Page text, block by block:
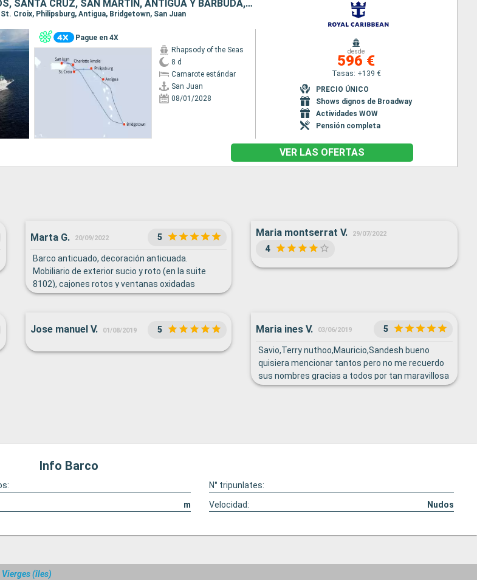
PORTO RICO, ESTADOS UNIDOS, SANTA CRUZ, SAN MARTÍN, ANTIGUA Y BARBUDA, BARBADOS
Croix, Philipsburg, Antigua, Bridgetown, San Juan
Pague en 4X
Rhapsody of the Seas
8 d
Camarote estándar
San Juan
08/01/2028
desde
596 €
Tasas: +139 €
PRECIO ÚNICO
Shows dignos de Broadway
Actividades WOW
Pensión completa
VER LAS OFERTAS
Marta G. 20/09/2022 5
Barco anticuado, decoración anticuada.
Mobiliario de exterior sucio y roto (en la suite
8102), cajones rotos y ventanas oxidadas
(camarotes 2622 y 2620). Espectáculos tirando
buenos, otros francamente flojos. Vestuario y
pelucas ridículas. Un espectáculo resultó
Maria montserrat V. 29/07/2022
4
Jose manuel V. 01/08/2019 5 Maria ines V. 03/06/2019 5
Savio,Terry nuthoo,Mauricio,Sandesh bueno
quisiera mencionar tantos pero no me recuerdo
sus nombres gracias a todos por tan maravillosa
semana
Info Barco
N° tripunlates:
m Velocidad: Nudos
Vierges (îles)